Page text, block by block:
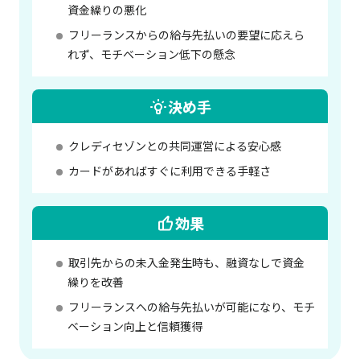
資金繰りの悪化
フリーランスからの給与先払いの要望に応えら
れず、モチベーション低下の懸念
決め手
クレディセゾンとの共同運営による安心感
カードがあればすぐに利用できる手軽さ
効果
取引先からの未入金発生時も、融資なしで資金
繰りを改善
フリーランスへの給与先払いが可能になり、モチ
ベーション向上と信頼獲得